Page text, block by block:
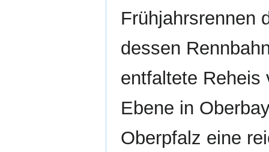
Frühjahrsrennen
dessen
entfaltete Reheis
Ebene in
Oberpfalz eine